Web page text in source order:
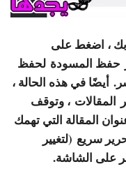
بك ، اضغط على
حفظ المسودة لحفظ
أيضًا في هذه الحالة ،
المقالات ، وتوقف
المقالة التي تهمك
سريع (لتغيير
على الشاشة.